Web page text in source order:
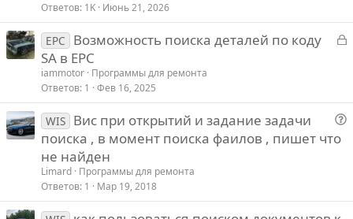
а
н
Ответов 1K Июнь 21, 2026
З
т
EPC
Возможность поиска деталей по коду
SA в EPC
iammotor Программы для ремонта
Ответов 1 Фев 16, 2025
В
с
WIS Вис при открытий и задание задачи
поиска , в момент поиска фаилов , пишет что
не найден
Limard Программы для ремонта
Ответов 1 Мар 19, 2018